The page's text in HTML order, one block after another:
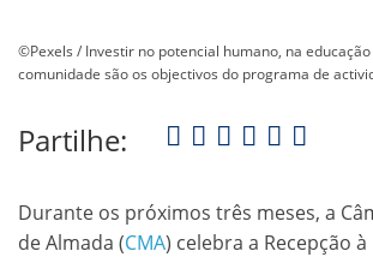
©Pexels / Investir no potencial humano, na
comunidade são os objectivos do programa de
Partilhe:
Durante os próximos três meses, a
de Almada (CMA) celebra a Recepção